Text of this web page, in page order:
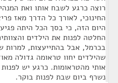
רוצה כרגע לשבח אותו ואת
החינוכי, לאורך כל הדרך מאז
היום הזה, כי בסך הכל היתה
החלטה לפנות את הילדים
בכרמל, אבל בהתייעצות, למרות
שהילדים יחוו טראומה גדולה
אותי מהטראומות. כרגע יש
נשרף ביום שבת לפנות בוקר.